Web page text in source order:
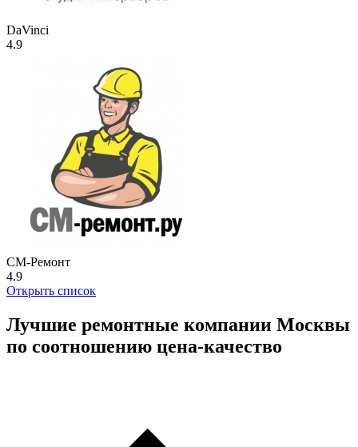
DaVinci
4.9
СМ-Ремонт
4.9
Открыть список
Лучшие ремонтные компании Москвы
по соотношению цена-качество